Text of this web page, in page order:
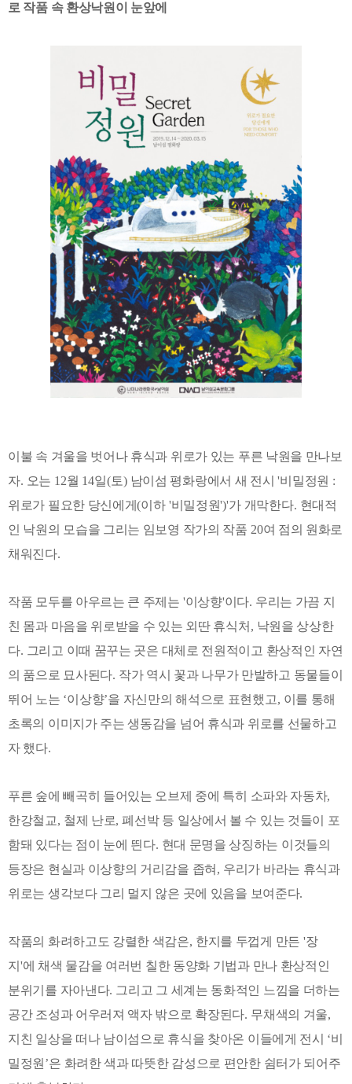
로 작품 속 환상낙원이 눈앞에
이불 속 겨울을 벗어나 휴식과 위로가 있는 푸른 낙원을 만나보
자. 오는 12월 14일(토) 남이섬 평화랑에서 새 전시'비밀정원 :
위로가 필요한 당신에게(이하 '비밀정원')'가 개막한다. 현대적
인 낙원의 모습을 그리는 임보영 작가의 작품 20여 점의 원화로
채워진다.
작품 모두를 아우르는 큰 주제는 '이상향'이다. 우리는 가끔 지
친 몸과 마음을 위로받을 수 있는 외딴 휴식처 , 낙원을 상상한
다. 그리고 이때 꿈꾸는 곳은 대체로 전원적이고 환상적인 자연
의 품으로 묘사된다. 작가 역시 꽃과 나무가 만발하고 동물들이
뛰어 노는 ‘이상향’을 자신만의 해석으로 표현했고, 이를 통해
초록의 이미지가 주는 생동감을 넘어 휴식과 위로를 선물하고
자 했다.
푸른 숲에 빼곡히 들어있는 오브제 중에 특히 소파와 자동차,
한강철교, 철제 난로,폐선박 등 일상에서 볼 수 있는 것들이 포
함돼 있다는 점이 눈에 띈다. 현대 문명을 상징하는 이것들의
등장은 현실과 이상향의 거리감을 좁혀 , 우리가 바라는 휴식과
위로는 생각보다 그리 멀지 않은 곳에 있음을 보여준다.
작품의 화려하고도 강렬한 색감은, 한지를 두껍게 만든 '장
지 '에 채색 물감을 여러번 칠한 동양화 기법과 만나 환상적인
분위기를 자아낸다. 그리고 그 세계는 동화적인 느낌을 더하는
공간 조성과 어우러져 액자 밖으로 확장된다. 무채색의 겨울,
지친 일상을 떠나 남이섬으로 휴식을 찾아온 이들에게 전시 ‘비
밀정원 ’은 화려한 색과 따뜻한 감성으로 편안한 쉼터가 되어주